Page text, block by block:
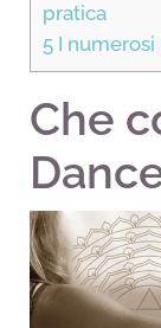
pratica
5I numerosi
Che